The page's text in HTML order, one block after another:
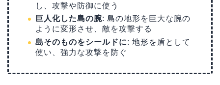
し、攻撃や防御に使う
巨人化した島の腕: 島の地形を巨大な腕の
ように変形させ、敵を攻撃する
島そのものをシールドに: 地形を盾として
使い、強力な攻撃を防ぐ